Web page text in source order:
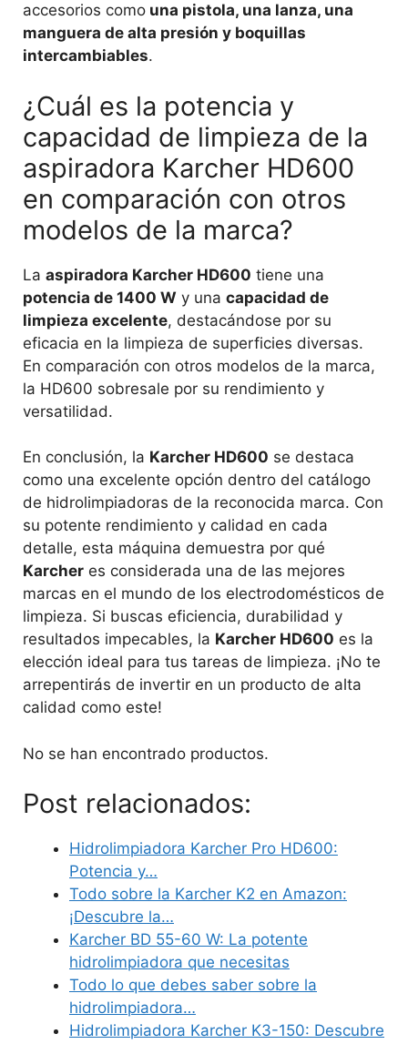
accesorios como una pistola, una lanza, una
manguera de alta presión y boquillas
intercambiables.
¿Cuál es la potencia y
capacidad de limpieza de la
aspiradora Karcher HD600
en comparación con otros
modelos de la marca?
La aspiradora Karcher HD600 tiene una
potencia de 1400 W y una capacidad de
limpieza excelente, destacándose por su
eficacia en la limpieza de superficies diversas.
En comparación con otros modelos de la marca,
la HD600 sobresale por su rendimiento y
versatilidad.
En conclusión, la Karcher HD600 se destaca
como una excelente opción dentro del catálogo
de hidrolimpiadoras de la reconocida marca. Con
su potente rendimiento y calidad en cada
detalle, esta máquina demuestra por qué
Karcher es considerada una de las mejores
marcas en el mundo de los electrodomésticos de
limpieza. Si buscas eficiencia, durabilidad y
resultados impecables, la Karcher HD600 es la
elección ideal para tus tareas de limpieza. ¡No te
arrepentirás de invertir en un producto de alta
calidad como este!
No se han encontrado productos.
Post relacionados:
Hidrolimpiadora Karcher Pro HD600:
Potencia y…
Todo sobre la Karcher K2 en Amazon:
¡Descubre la…
Karcher BD 55-60 W: La potente
hidrolimpiadora que necesitas
Todo lo que debes saber sobre la
hidrolimpiadora…
Hidrolimpiadora Karcher K3-150: Descubre